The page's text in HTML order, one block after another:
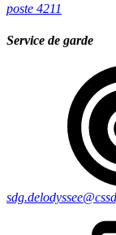
poste 4211
Service de garde